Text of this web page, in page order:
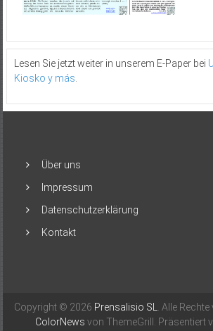
Lesen Sie jetzt weiter in unserem E-Paper bei
Kiosko y más.
Über uns
Impressum
Datenschutzerklärung
Kontakt
Copyright © 2026 Prensalisio SL. Alle
ColorNews von ThemeGrill. Präsentiert